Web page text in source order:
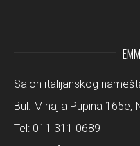
Salon italijanskog
Bul. Mihajla Pupina 165e,
Tel: 011 311 0689